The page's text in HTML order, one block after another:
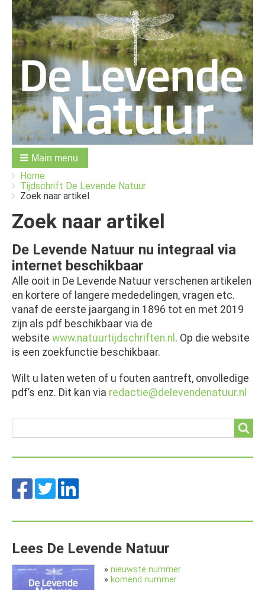
Main menu
Breadcrumbs
You
are
here:
Home
Tijdschrift De Levende Natuur
Zoek naar artikel
Zoek naar artikel
De Levende Natuur nu integraal via
internet beschikbaar
Alle ooit in De Levende Natuur verschenen artikelen
en kortere of langere mededelingen, vragen etc.
vanaf de eerste jaargang in 1896 tot en met 2019
zijn als pdf beschikbaar via de
website www.natuurtijdschriften.nl . Op die website
is een zoekfunctie beschikbaar.
Wilt u laten weten of u fouten aantreft, onvolledige
pdf’s enz. Dit kan via redactie@delevendenatuur.nl
Lees De Levende Natuur
» nieuwste nummer
» komend nummer